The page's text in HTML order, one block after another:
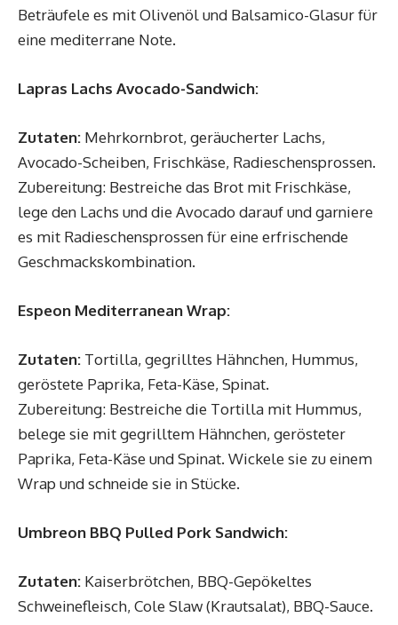
Beträufele es mit Olivenöl und Balsamico-Glasur für
eine mediterrane Note.
Lapras Lachs Avocado-Sandwich:
Zutaten: Mehrkornbrot, geräucherter Lachs,
Avocado-Scheiben, Frischkäse, Radieschensprossen.
Zubereitung: Bestreiche das Brot mit Frischkäse,
lege den Lachs und die Avocado darauf und garniere
es mit Radieschensprossen für eine erfrischende
Geschmackskombination.
Espeon Mediterranean Wrap:
Zutaten: Tortilla, gegrilltes Hähnchen, Hummus,
geröstete Paprika, Feta-Käse, Spinat.
Zubereitung: Bestreiche die Tortilla mit Hummus,
belege sie mit gegrilltem Hähnchen, gerösteter
Paprika, Feta-Käse und Spinat. Wickele sie zu einem
Wrap und schneide sie in Stücke.
Umbreon BBQ Pulled Pork Sandwich:
Zutaten: Kaiserbrötchen, BBQ-Gepökeltes
Schweinefleisch, Cole Slaw (Krautsalat), BBQ-Sauce.